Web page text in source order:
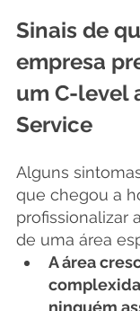
Sinais de
empresa
um C-level
Service
Alguns
que chegou a
profissionalizar
de uma área
A área